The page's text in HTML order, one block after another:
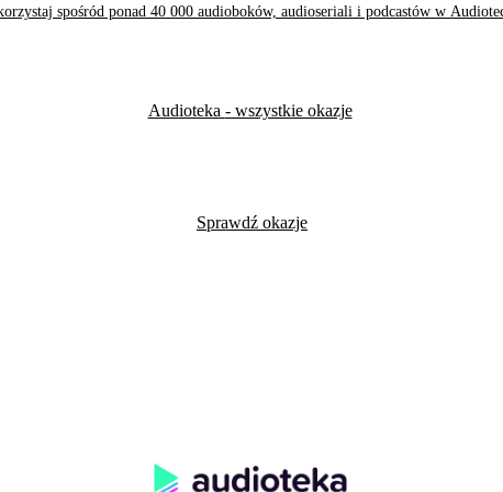
spośród ponad 40 000 audioboków, audioseriali i podcastów w
Audioteka - wszystkie okazje
Sprawdź okazje